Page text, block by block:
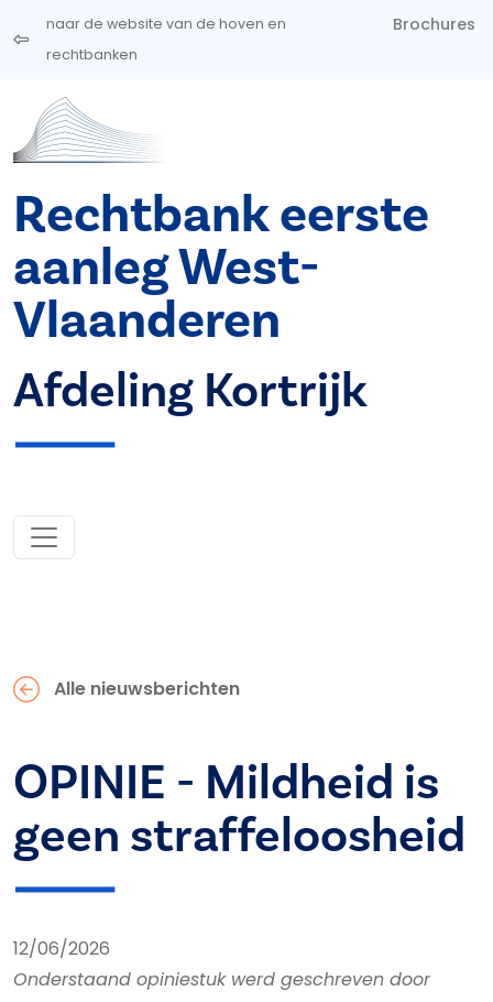
Overslaan en naar de inhoud gaan
naar de website van de hoven en
rechtbanken
Brochures
Rechtbank eerste
aanleg West-
Vlaanderen
Afdeling Kortrijk
Alle nieuwsberichten
OPINIE - Mildheid is
geen straffeloosheid
12/06/2026
Onderstaand opiniestuk werd geschreven door